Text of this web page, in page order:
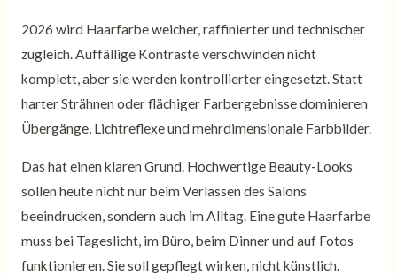
2026 wird Haarfarbe weicher, raffinierter und technischer
zugleich. Auffällige Kontraste verschwinden nicht
komplett, aber sie werden kontrollierter eingesetzt. Statt
harter Strähnen oder flächiger Farbergebnisse dominieren
Übergänge, Lichtreflexe und mehrdimensionale Farbbilder.
Das hat einen klaren Grund. Hochwertige Beauty-Looks
sollen heute nicht nur beim Verlassen des Salons
beeindrucken, sondern auch im Alltag. Eine gute Haarfarbe
muss bei Tageslicht, im Büro, beim Dinner und auf Fotos
funktionieren. Sie soll gepflegt wirken, nicht künstlich.